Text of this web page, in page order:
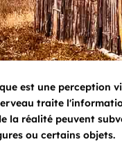
est une perception
traite
la réalité peuvent
ou certains objets.